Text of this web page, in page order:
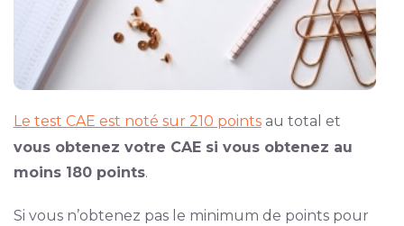
Le test CAE est noté sur 210 pointsau total et
vous obtenez votre CAE si vous obtenez au
moins 180 points.
Si vous n’obtenez pas le minimum de points pour